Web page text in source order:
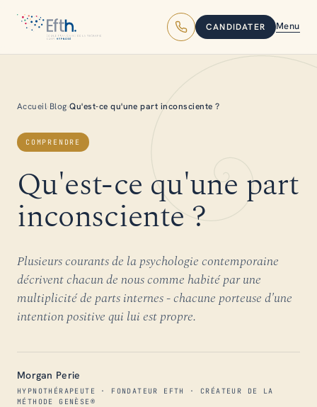
CANDIDATER Menu
Accueil Blog ›Qu'est-ce qu'une part inconsciente ?
COMPRENDRE
Qu'est-ce qu'une part
inconsciente ?
Plusieurs courants de la psychologie contemporaine
décrivent chacun de nous comme habité par une
multiplicité de parts internes - chacune porteuse d'une
intention positive qui lui est propre.
Morgan Perie
HYPNOTHÉRAPEUTE · FONDATEUR EFTH · CRÉATEUR DE LA
MÉTHODE GENÈSE®